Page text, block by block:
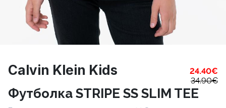
Calvin Klein Kids 24.40€
34.90€
Футболка STRIPE SS SLIM TEE